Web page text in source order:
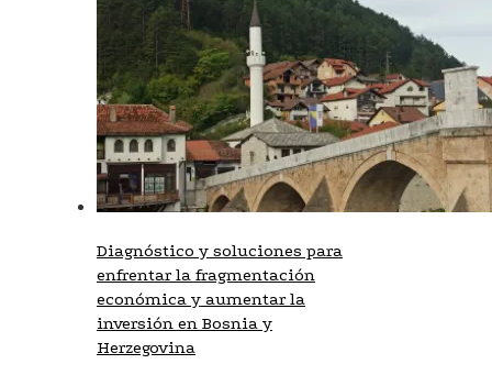
Diagnóstico y soluciones para
enfrentar la fragmentación
económica y aumentar la
inversión en Bosnia y
Herzegovina